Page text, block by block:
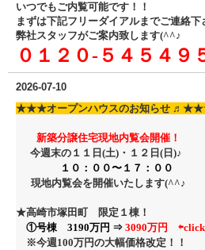
いつでもご内覧可能です！！
まずは下記フリーダイアルまでご連絡下
弊社スタッフがご案内致します(^^♪
０１２０‐５４５４９
2026-07-10
★★★オープンハウスのお知らせ ♬
新築分譲住宅現地内覧会開催！
今週末の１１日(土)・１２日 (日)♪
１０：００〜１７：００
現地内覧会を開催いたします(^^♪
★高崎市塚田町 限定１棟！
①号棟 3190万円 ⇒ 3090万円
⇦click
※今週100万円の大幅価格改定！
！